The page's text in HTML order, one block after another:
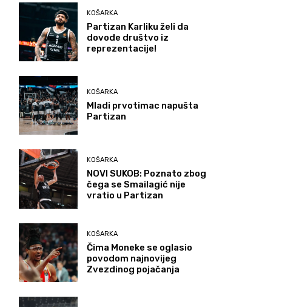
KOŠARKA
Partizan Karliku želi da
dovode društvo iz
reprezentacije!
KOŠARKA
Mladi prvotimac napušta
Partizan
KOŠARKA
NOVI SUKOB: Poznato zbog
čega se Smailagić nije
vratio u Partizan
KOŠARKA
Čima Moneke se oglasio
povodom najnovijeg
Zvezdinog pojačanja